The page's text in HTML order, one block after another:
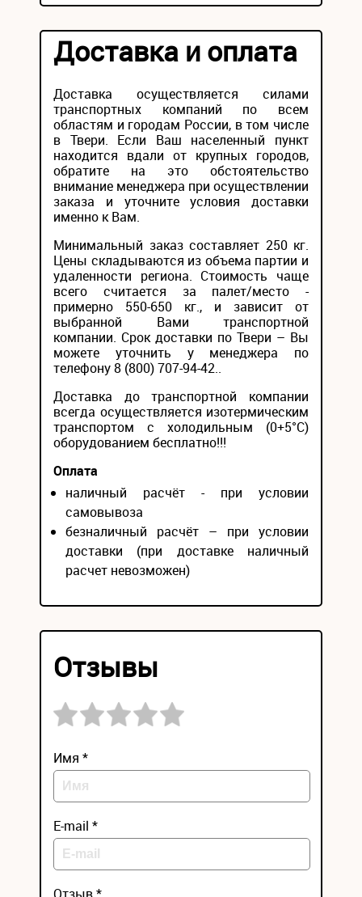
Доставка и оплата
Доставка осуществляется силами
транспортных компаний по всем
областям и городам России, в том числе
в Твери. Если Ваш населенный пункт
находится вдали от крупных городов,
обратите на это обстоятельство
внимание менеджера при осуществлении
заказа и уточните условия доставки
именно к Вам.
Минимальный заказ составляет 250 кг.
Цены складываются из объема партии и
удаленности региона. Стоимость чаще
всего считается за палет/место -
примерно 550-650 кг., и зависит от
выбранной Вами транспортной
компании. Срок доставки по Твери – Вы
можете уточнить у менеджера по
телефону 8 (800) 707-94-42..
Доставка до транспортной компании
всегда осуществляется изотермическим
транспортом с холодильным (0+5°С)
оборудованием бесплатно!!!
Оплата
наличный расчёт - при условии
самовывоза
безналичный расчёт – при условии
доставки (при доставке наличный
расчет невозможен)
Отзывы
Имя *
E-mail *